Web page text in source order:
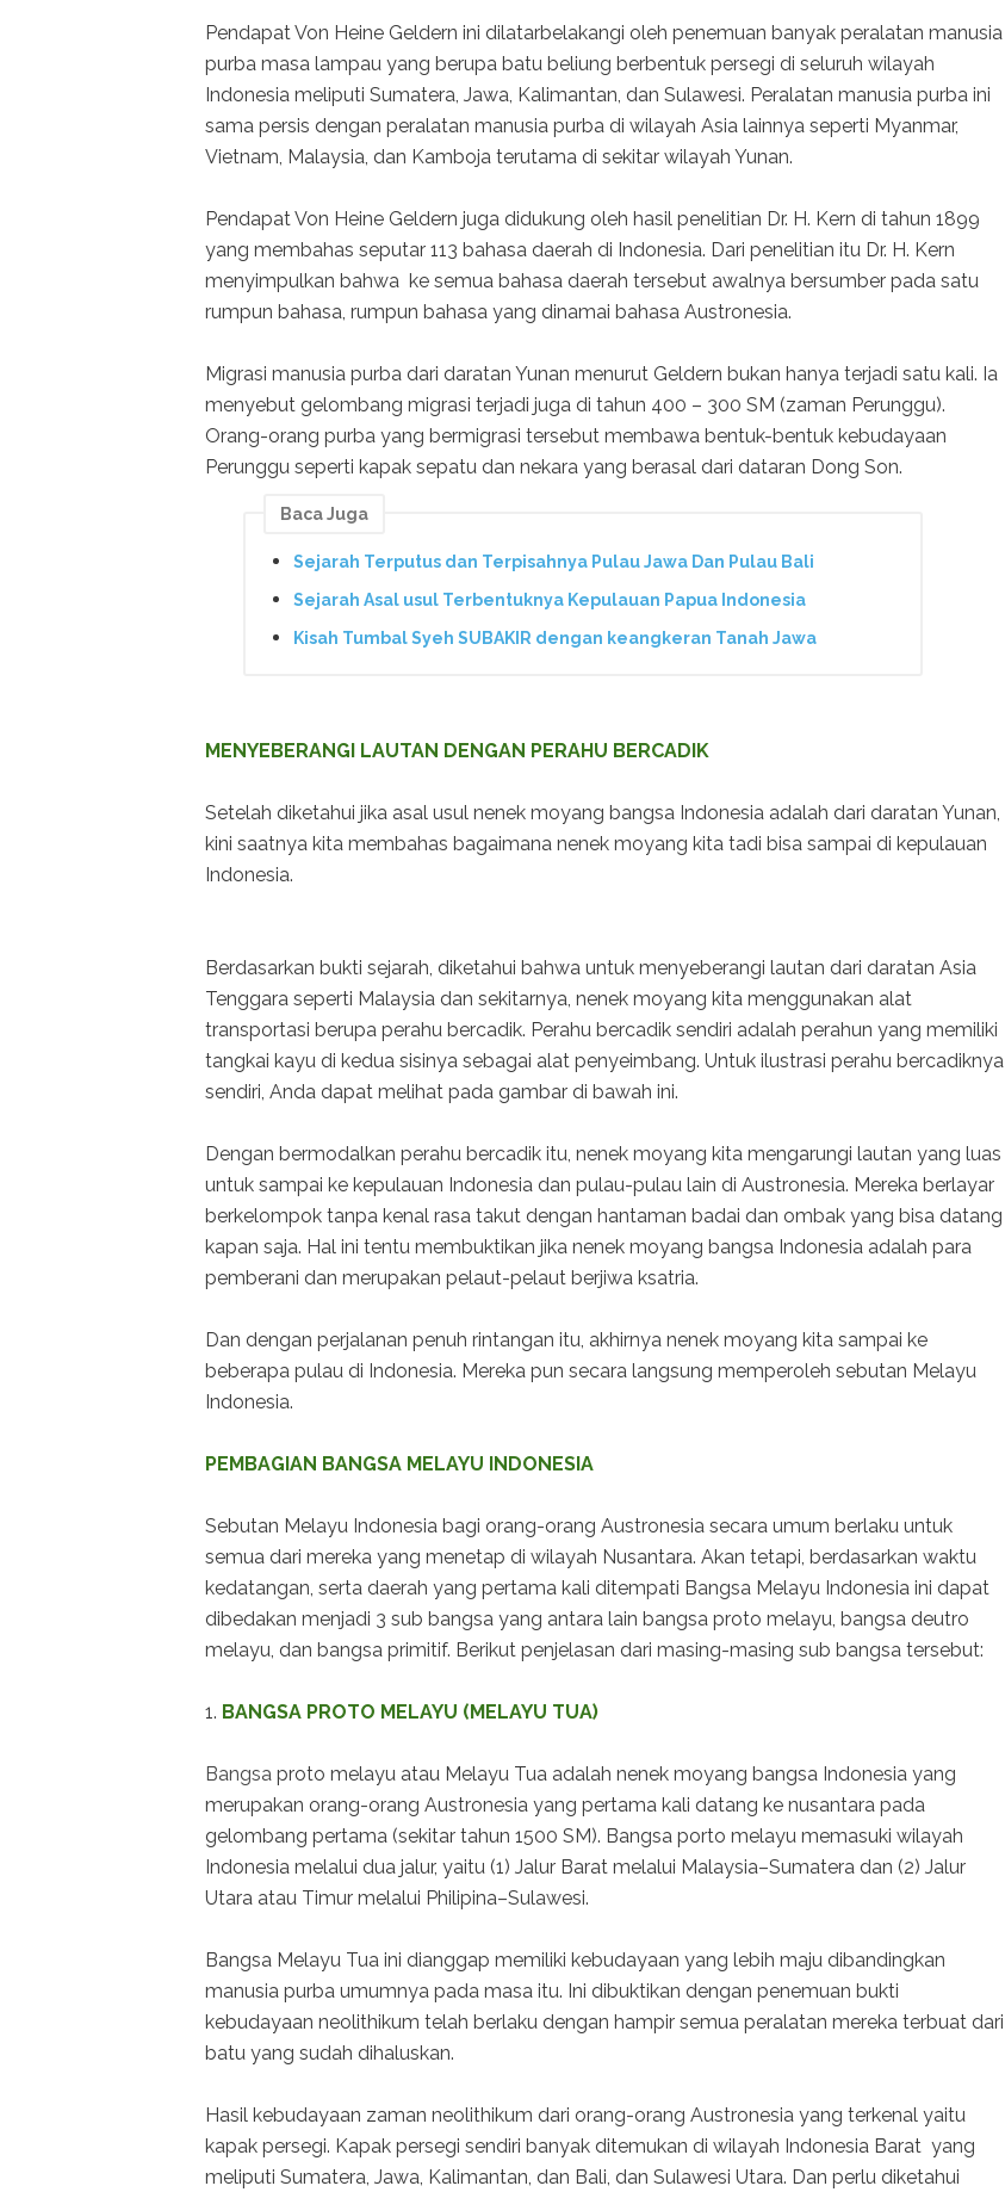
Pendapat Von Heine Geldern ini dilatarbelakangi oleh penemuan banyak peralatan manusia
purba masa lampau yang berupa batu beliung berbentuk persegi di seluruh wilayah
Indonesia meliputi Sumatera, Jawa, Kalimantan, dan Sulawesi. Peralatan manusia purba ini
sama persis dengan peralatan manusia purba di wilayah Asia lainnya seperti Myanmar,
Vietnam, Malaysia, dan Kamboja terutama di sekitar wilayah Yunan.
Pendapat Von Heine Geldern juga didukung oleh hasil penelitian Dr. H. Kern di tahun 1899
yang membahas seputar 113 bahasa daerah di Indonesia. Dari penelitian itu Dr. H. Kern
menyimpulkan bahwa ke semua bahasa daerah tersebut awalnya bersumber pada satu
rumpun bahasa, rumpun bahasa yang dinamai bahasa Austronesia.
Migrasi manusia purba dari daratan Yunan menurut Geldern bukan hanya terjadi satu kali. Ia
menyebut gelombang migrasi terjadi juga di tahun 400 – 300 SM (zaman Perunggu).
Orang-orang purba yang bermigrasi tersebut membawa bentuk-bentuk kebudayaan
Perunggu seperti kapak sepatu dan nekara yang berasal dari dataran Dong Son.
Baca Juga
Sejarah Terputus dan Terpisahnya Pulau Jawa Dan Pulau Bali
Sejarah Asal usul Terbentuknya Kepulauan Papua Indonesia
Kisah Tumbal Syeh SUBAKIR dengan keangkeran Tanah Jawa
MENYEBERANGI LAUTAN DENGAN PERAHU BERCADIK
Setelah diketahui jika asal usul nenek moyang bangsa Indonesia adalah dari daratan Yunan,
kini saatnya kita membahas bagaimana nenek moyang kita tadi bisa sampai di kepulauan
Indonesia.
Berdasarkan bukti sejarah, diketahui bahwa untuk menyeberangi lautan dari daratan Asia
Tenggara seperti Malaysia dan sekitarnya, nenek moyang kita menggunakan alat
transportasi berupa perahu bercadik. Perahu bercadik sendiri adalah perahun yang memiliki
tangkai kayu di kedua sisinya sebagai alat penyeimbang. Untuk ilustrasi perahu bercadiknya
sendiri, Anda dapat melihat pada gambar di bawah ini.
Dengan bermodalkan perahu bercadik itu, nenek moyang kita mengarungi lautan yang luas
untuk sampai ke kepulauan Indonesia dan pulau-pulau lain di Austronesia. Mereka berlayar
berkelompok tanpa kenal rasa takut dengan hantaman badai dan ombak yang bisa datang
kapan saja. Hal ini tentu membuktikan jika nenek moyang bangsa Indonesia adalah para
pemberani dan merupakan pelaut-pelaut berjiwa ksatria.
Dan dengan perjalanan penuh rintangan itu, akhirnya nenek moyang kita sampai ke
beberapa pulau di Indonesia. Mereka pun secara langsung memperoleh sebutan Melayu
Indonesia.
PEMBAGIAN BANGSA MELAYU INDONESIA
Sebutan Melayu Indonesia bagi orang-orang Austronesia secara umum berlaku untuk
semua dari mereka yang menetap di wilayah Nusantara. Akan tetapi, berdasarkan waktu
kedatangan, serta daerah yang pertama kali ditempati Bangsa Melayu Indonesia ini dapat
dibedakan menjadi 3 sub bangsa yang antara lain bangsa proto melayu, bangsa deutro
melayu, dan bangsa primitif. Berikut penjelasan dari masing-masing sub bangsa tersebut:
1. BANGSA PROTO MELAYU (MELAYU TUA)
Bangsa proto melayu atau Melayu Tua adalah nenek moyang bangsa Indonesia yang
merupakan orang-orang Austronesia yang pertama kali datang ke nusantara pada
gelombang pertama (sekitar tahun 1500 SM). Bangsa porto melayu memasuki wilayah
Indonesia melalui dua jalur, yaitu (1) Jalur Barat melalui Malaysia–Sumatera dan (2) Jalur
Utara atau Timur melalui Philipina–Sulawesi.
Bangsa Melayu Tua ini dianggap memiliki kebudayaan yang lebih maju dibandingkan
manusia purba umumnya pada masa itu. Ini dibuktikan dengan penemuan bukti
kebudayaan neolithikum telah berlaku dengan hampir semua peralatan mereka terbuat dari
batu yang sudah dihaluskan.
Hasil kebudayaan zaman neolithikum dari orang-orang Austronesia yang terkenal yaitu
kapak persegi. Kapak persegi sendiri banyak ditemukan di wilayah Indonesia Barat yang
meliputi Sumatera, Jawa, Kalimantan, dan Bali, dan Sulawesi Utara. Dan perlu diketahui